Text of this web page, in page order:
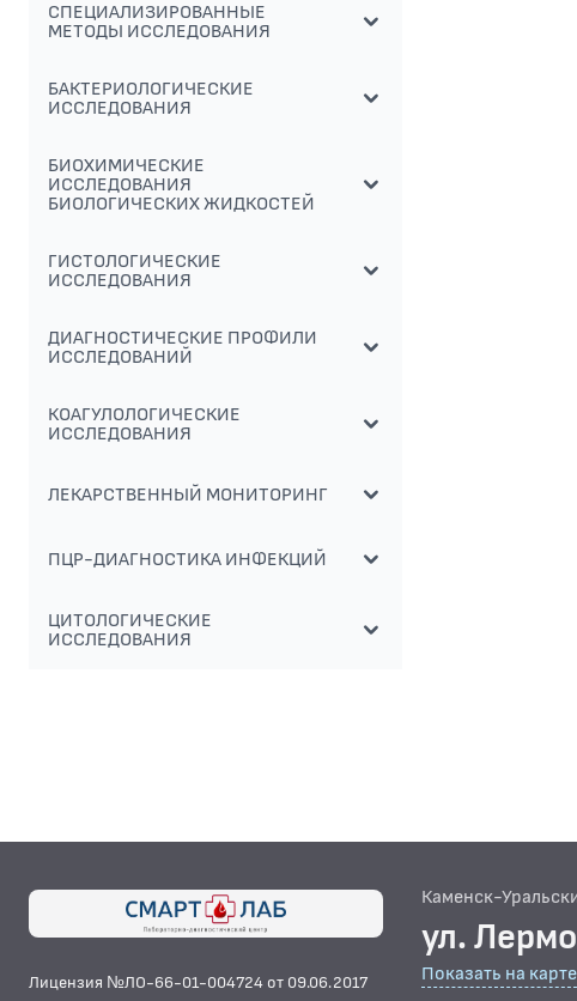
СПЕЦИАЛИЗИРОВАННЫЕ
МЕТОДЫ ИССЛЕДОВАНИЯ
БАКТЕРИОЛОГИЧЕСКИЕ
ИССЛЕДОВАНИЯ
БИОХИМИЧЕСКИЕ
ИССЛЕДОВАНИЯ
БИОЛОГИЧЕСКИХ ЖИДКОСТЕЙ
ГИСТОЛОГИЧЕСКИЕ
ИССЛЕДОВАНИЯ
ДИАГНОСТИЧЕСКИЕ ПРОФИЛИ
ИССЛЕДОВАНИЙ
КОАГУЛОЛОГИЧЕСКИЕ
ИССЛЕДОВАНИЯ
ЛЕКАРСТВЕННЫЙ МОНИТОРИНГ
ПЦР-ДИАГНОСТИКА ИНФЕКЦИЙ
ЦИТОЛОГИЧЕСКИЕ
ИССЛЕДОВАНИЯ
Лицензия №ЛО-66-01-004724 от 09.06.2017
Каменск-
ул.
Показать на карте